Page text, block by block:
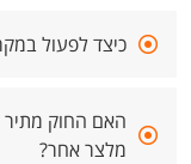
כיצד לפעול
האם החוק מתיר
מלצר אחר?